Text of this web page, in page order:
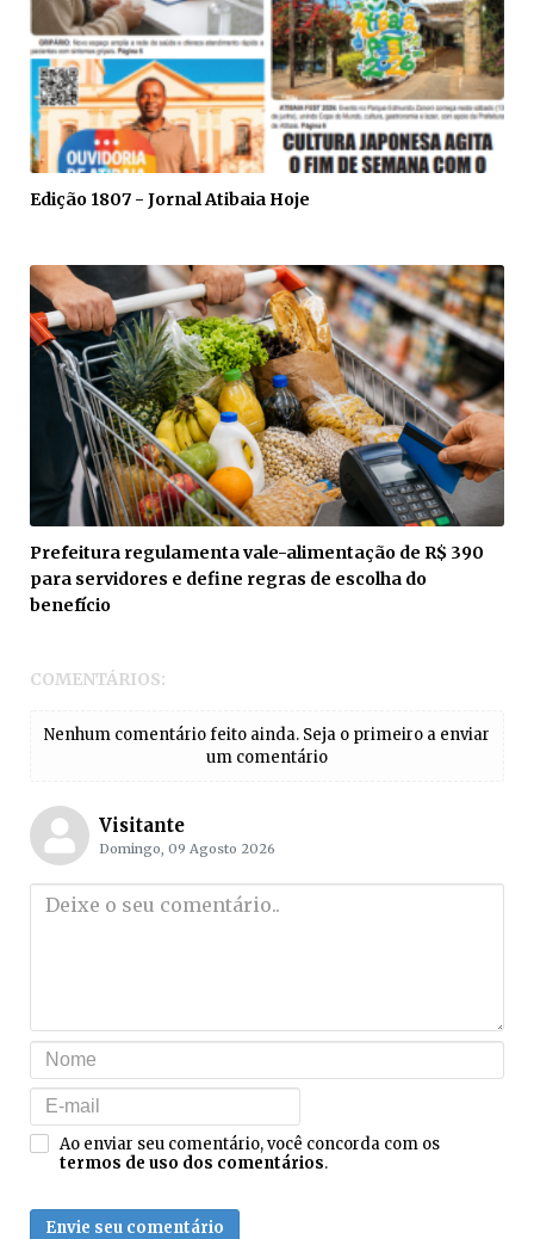
Edição 1807 - Jornal Atibaia Hoje
Prefeitura regulamenta vale-alimentação de R$ 390
para servidores e define regras de escolha do
benefício
COMENTÁRIOS:
Nenhum comentário feito ainda. Seja o primeiro a enviar
um comentário
Visitante
Domingo, 09 Agosto 2026
Ao enviar seu comentário, você concorda com os
termos de uso dos comentários.
Envie seu comentário